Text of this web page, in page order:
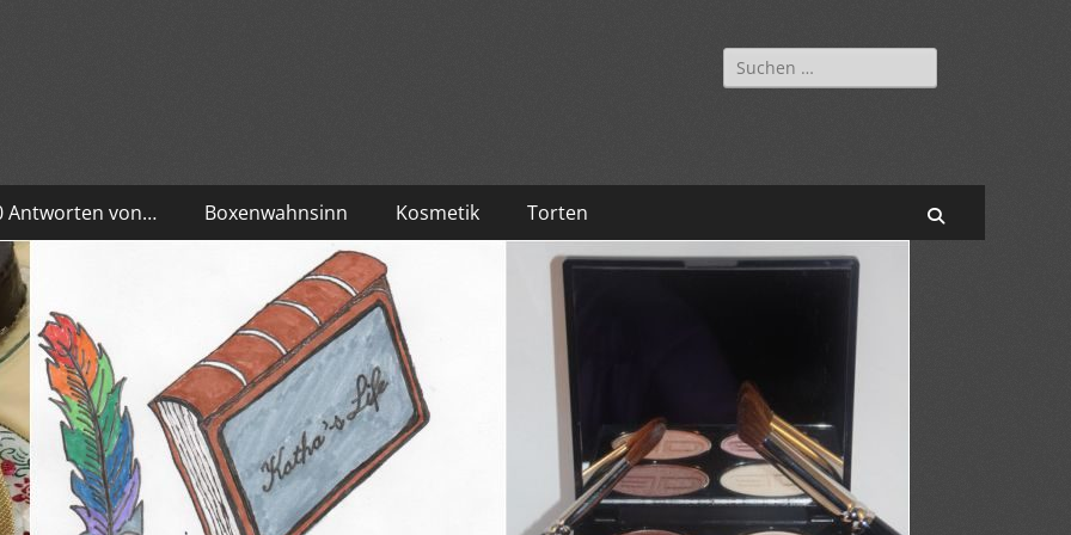
Suchen
nach:
Antworten von… Boxenwahnsinn Kosmetik Torten